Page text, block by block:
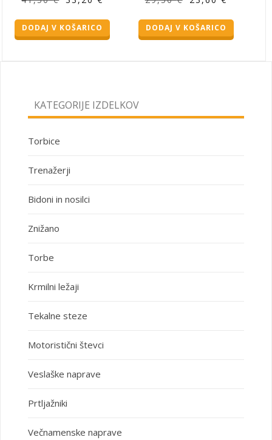
je
DODAJ V KOŠARICO
je
DODAJ V KOŠARICO
KATEGORIJE IZDELKOV
Torbice
Trenažerji
Bidoni in nosilci
Znižano
Torbe
Krmilni ležaji
Tekalne steze
Motoristični števci
Veslaške naprave
Prtljažniki
Večnamenske naprave